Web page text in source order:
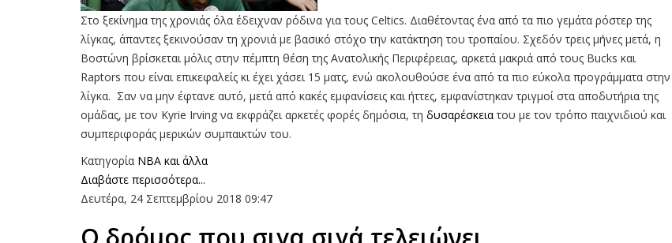
Στο ξεκίνημα της χρονιάς όλα έδειχναν ρόδινα για τους Celtics. Διαθέτοντας ένα από τα πιο γεμάτα ρόστερ της
λίγκας, άπαντες ξεκινούσαν τη χρονιά με βασικό στόχο την κατάκτηση του τροπαίου. Σχεδόν τρεις μήνες μετά, η
Βοστώνη βρίσκεται μόλις στην πέμπτη θέση της Ανατολικής Περιφέρειας, αρκετά μακριά από τους Bucks και
Raptors που είναι επικεφαλείς κι έχει χάσει 15 ματς, ενώ ακολουθούσε ένα από τα πιο εύκολα προγράμματα στην
λίγκα. Σαν να μην έφτανε αυτό, μετά από κακές εμφανίσεις και ήττες, εμφανίστηκαν τριγμοί στα αποδυτήρια της
ομάδας, με τον Kyrie Irving να εκφράζει αρκετές φορές δημόσια, τη δυσαρέσκεια του με τον τρόπο παιχνιδιού και
συμπεριφοράς μερικών συμπαικτών του.
Κατηγορία NBA και άλλα
Διαβάστε περισσότερα...
Δευτέρα, 24 Σεπτεμβρίου 2018 09:47